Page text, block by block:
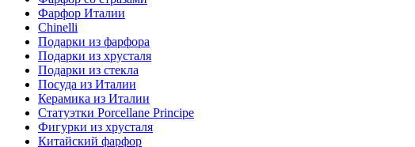
Фарфор Италии
Chinelli
Подарки из фарфора
Подарки из хрусталя
Подарки из стекла
Посуда из Италии
Керамика из Италии
Статуэтки Porcellane Principe
Фигурки из хрусталя
Китайский фарфор